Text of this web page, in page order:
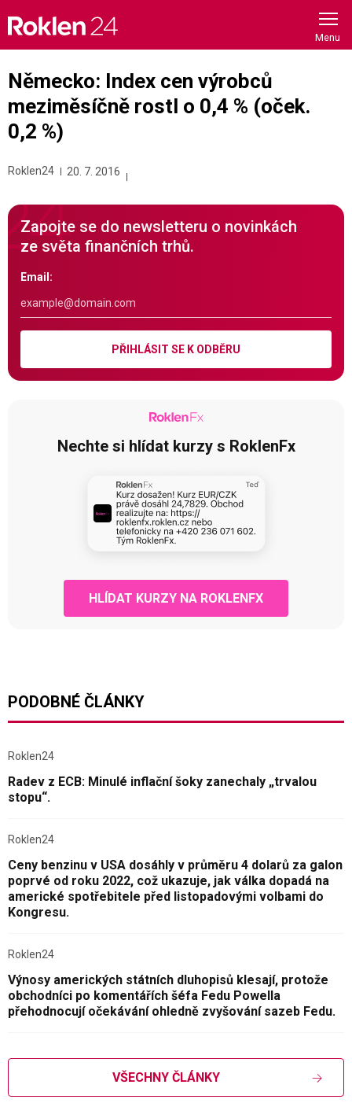
content
Německo: Index cen výrobců
meziměsíčně rostl o 0,4 % (oček.
0,2 %)
Roklen24 20. 7. 2016
Zapojte se do newsletteru o novinkách
ze světa finančních trhů.
Email:
PŘIHLÁSIT SE K ODBĚRU
Nechte si hlídat kurzy s RoklenFx
HLÍDAT KURZY NA ROKLENFX
PODOBNÉ ČLÁNKY
Roklen24
Radev z ECB: Minulé inflační šoky zanechaly „trvalou
stopu“.
Roklen24
Ceny benzinu v USA dosáhly v průměru 4 dolarů za galon
poprvé od roku 2022, což ukazuje, jak válka dopadá na
americké spotřebitele před listopadovými volbami do
Kongresu.
Roklen24
Výnosy amerických státních dluhopisů klesají, protože
obchodníci po komentářích šéfa Fedu Powella
přehodnocují očekávání ohledně zvyšování sazeb Fedu.
VŠECHNY ČLÁNKY